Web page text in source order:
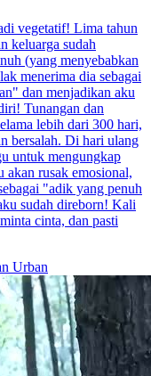
vegetatif! Lima tahun
keluarga sudah
(yang menyebabkan
menerima dia sebagai
dan menjadikan aku
Tunangan dan
lebih dari 300 hari,
bersalah. Di hari ulang
untuk mengungkap
rusak emosional,
"adik yang penuh
sudah direborn! Kali
cinta, dan pasti
Urban